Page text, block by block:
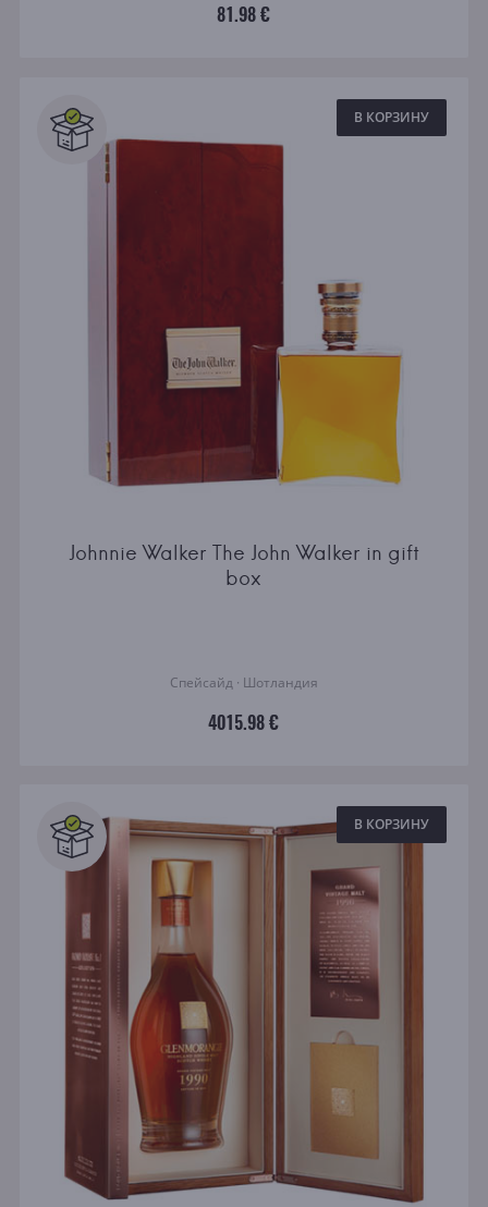
81.98 €
В КОРЗИНУ
Johnnie Walker The John Walker in gift
box
Спейсайд · Шотландия
4015.98 €
В КОРЗИНУ